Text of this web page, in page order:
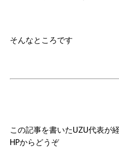
そんなところです
この記事を書いたUZU代表が
HPからどうぞ